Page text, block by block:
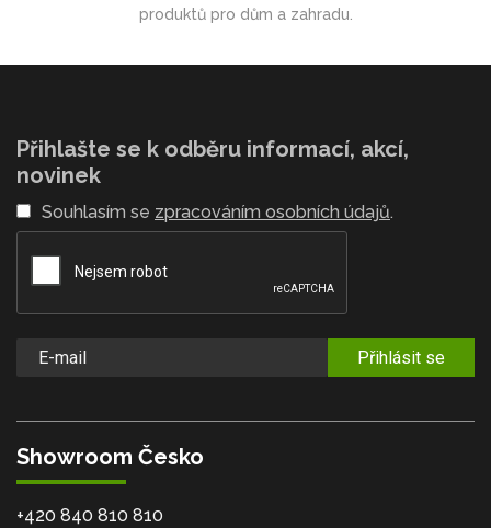
produktů pro dům a zahradu.
Přihlašte se k odběru informací, akcí,
novinek
Souhlasím se zpracováním osobních údajů.
Přihlásit se
Showroom Česko
+420 840 810 810